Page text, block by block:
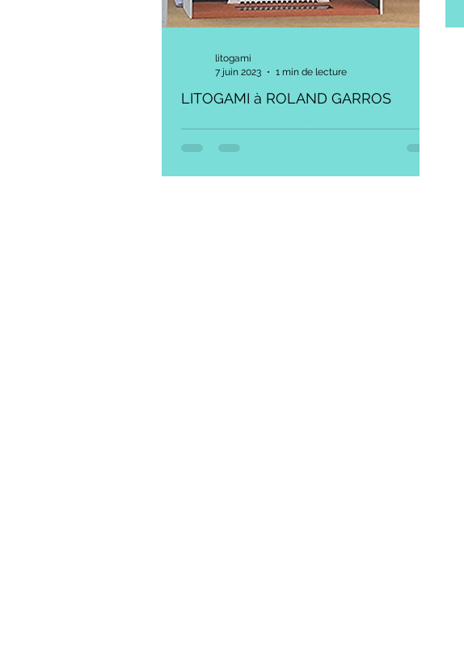
LITOGAMI à ROLAND GARROS
Elle a 5 ans la "RaketEiffel" scintillante de
Roland Garros. Film photovoltaïque ASCA + 18
litogami
7 juin 2023
1 min de lecture